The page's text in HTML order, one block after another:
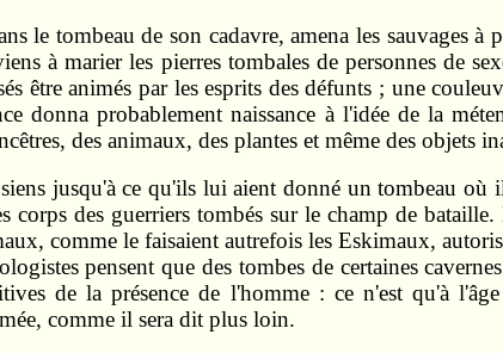
le tombeau de son cadavre, amena les sauvages à
à marier les pierres tombales de personnes de
être animés par les esprits des défunts ; une
donna probablement naissance à l'idée de la
des animaux, des plantes et même des objets
jusqu'à ce qu'ils lui aient donné un tombeau
corps des guerriers tombés sur le champ de
comme le faisaient autrefois les Eskimaux,
pensent que des tombes de certaines
de la présence de l'homme : ce n'est qu'à
comme il sera dit plus loin.